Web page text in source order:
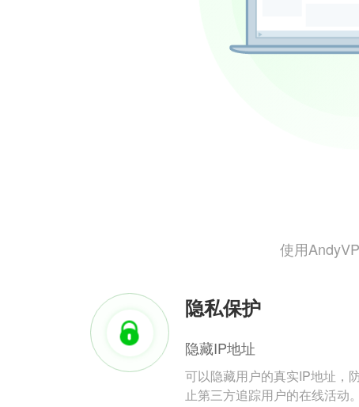
使用
隐私保护
隐藏IP地址
可以隐藏用户的真实IP地址，
止第三方追踪用户的在线活动。